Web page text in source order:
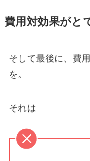
費用対効果がと
そして最後に、費
を。
それは